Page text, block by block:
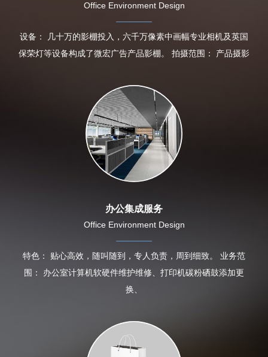
Office Environment Design
设备： 几十万的影棚投入，六千万像素中画幅专业相机及英国
保荣灯等设备构成了微宏广告产品影棚。 拍摄范围： 产品摄影
办公集成服务
Office Environment Design
特色： 贴心高效，随叫随到，专人负责，周到细致。 业务范
围： 办公室计算机软硬件维护维修、打印机碳粉硒鼓添加更
换、